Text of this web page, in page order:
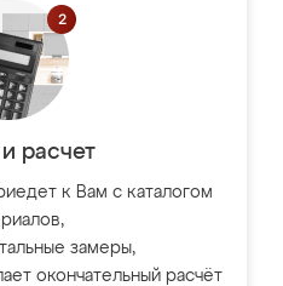
расчет
к Вам с каталогом
замеры,
окончательный расчёт